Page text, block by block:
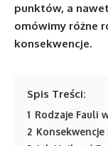
punktów, a
omówimy różne
konsekwencje.
Spis Treści:
1 Rodzaje Fauli
2 Konsekwencje